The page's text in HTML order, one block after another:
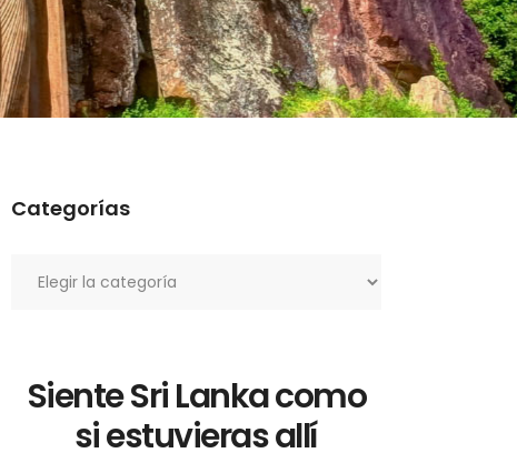
Categorías
Siente Sri Lanka como
si estuvieras allí